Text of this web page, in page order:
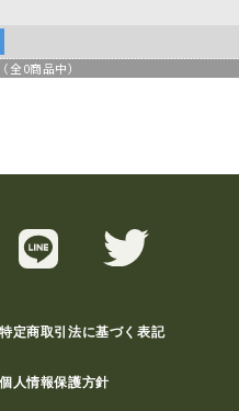
全0商品中）
特定商取引法に基づく表記
個人情報保護方針